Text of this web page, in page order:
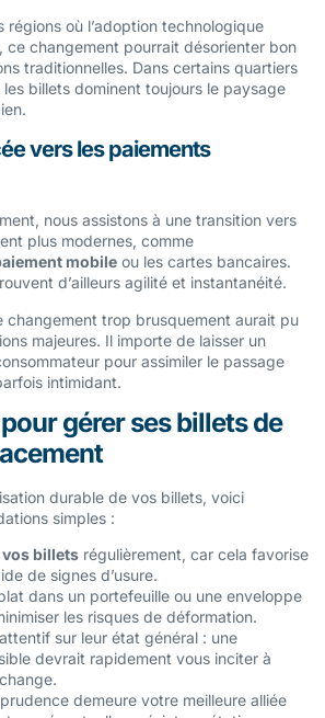
régions où l’adoption technologique
ce changement pourrait désorienter bon
traditionnelles. Dans certains quartiers
billets dominent toujours le paysage
vers les paiements
nous assistons à une transition vers
plus modernes, comme
mobile ou les cartes bancaires.
d’ailleurs agilité et instantanéité.
changement trop brusquement aurait pu
majeures. Il importe de laisser un
pour assimiler le passage
intimidant.
gérer ses billets de
durable de vos billets, voici
simples :
billets régulièrement, car cela favorise
de signes d’usure.
dans un portefeuille ou une enveloppe
les risques de déformation.
sur leur état général : une
devrait rapidement vous inciter à
demeure votre meilleure alliée